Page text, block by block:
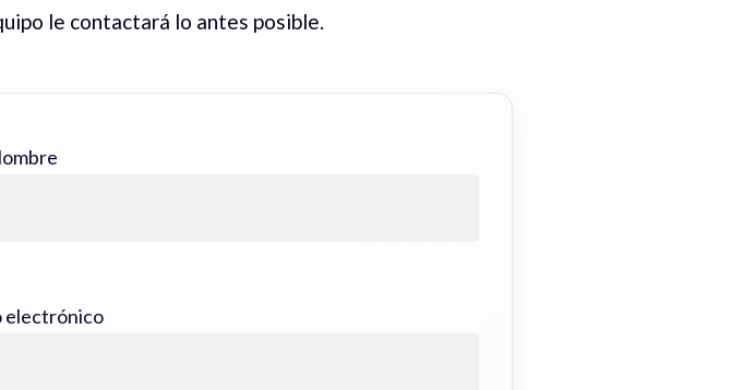
le contactará lo antes posible.
electrónico